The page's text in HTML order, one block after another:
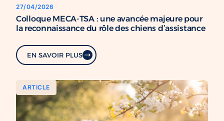
27/04/2026
Colloque MECA-TSA : une avancée majeure pour
la reconnaissance du rôle des chiens d’assistance
EN SAVOIR PLUS
ARTICLE